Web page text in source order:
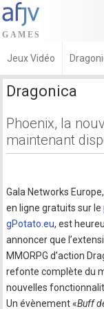
Jeux Vidéo
Dragonica
Phoenix, la
maintenant
Gala Networks
en ligne gratuits sur le
gPotato.eu, est
annoncer que
MMORPG d’action
refonte complète du
nouvelles
Un évènement «Buff